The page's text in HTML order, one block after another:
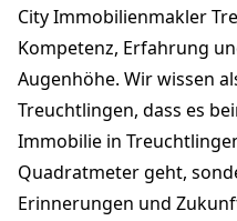
City Immobilienmakler
Kompetenz, Erfahrung
Augenhöhe. Wir wissen
Treuchtlingen, dass es
Immobilie in
Quadratmeter geht,
Erinnerungen und